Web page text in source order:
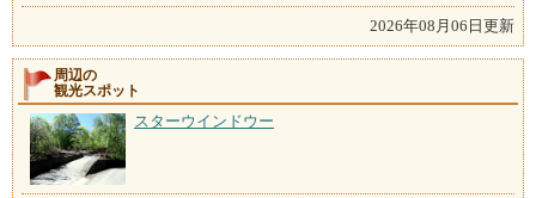
2026年08月06日更新
周辺の
観光スポット
スターウインドウー